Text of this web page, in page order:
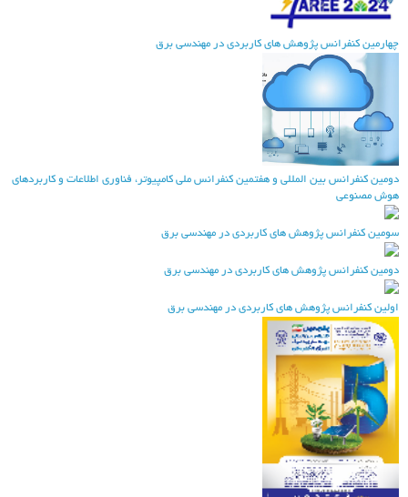
کنفرانس پژوهش های کاربردی در مهندسی برق
کنفرانس بین المللی و هفتمین کنفرانس ملی کامپیوتر، فناوری اطلاعات و کاربردهای
مصنوعی
کنفرانس پژوهش های کاربردی در مهندسی برق
کنفرانس پژوهش های کاربردی در مهندسی برق
کنفرانس پژوهش های کاربردی در مهندسی برق